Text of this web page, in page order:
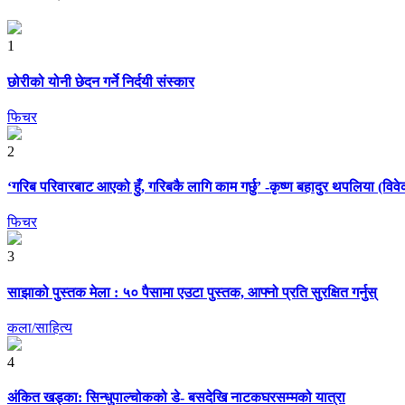
1
छोरीको योनी छेदन गर्ने निर्दयी संस्कार
फिचर
2
‘गरिब परिवारबाट आएको हुँ, गरिबकै लागि काम गर्छु’ -कृष्ण बहादुर थपलिया
फिचर
3
साझाको पुस्तक मेला : ५० पैसामा एउटा पुस्तक, आफ्नो प्रति सुरक्षित गर्नुस्
कला/साहित्य
4
अंकित खड्का: सिन्धुपाल्चोकको डे- बसदेखि नाटकघरसम्मको यात्रा